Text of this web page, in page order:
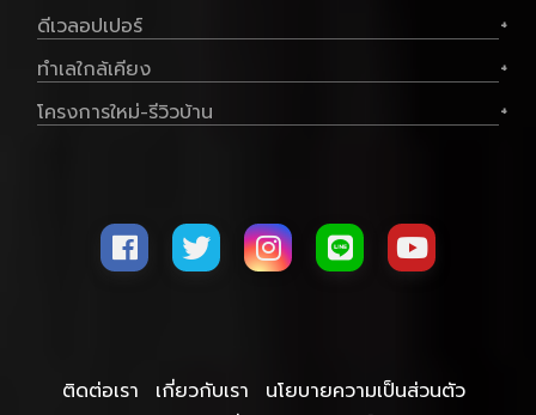
ดีเวลอปเปอร์ +
ทำเลใกล้เคียง +
โครงการใหม่-รีวิวบ้าน +
ติดต่อเรา เกี่ยวกับเรา
นโยบายความเป็นส่วนตัว